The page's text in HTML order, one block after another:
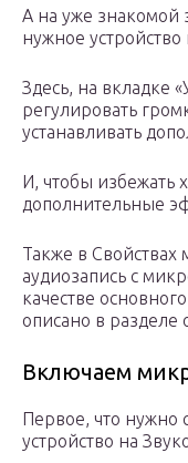
А на уже знакомой
нужное устройство
Здесь, на вкладке
регулировать
устанавливать
И, чтобы избежать
дополнительные
Также в
аудиозапись с
качестве
описано в разделе
Включаем
Первое, что нужно
устройство на